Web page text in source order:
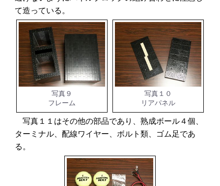
て造っている。
写真９
フレーム
写真１０
リアパネル
写真１１はその他の部品であり、熟成ボール４個、
ターミナル、配線ワイヤー、ボルト類、ゴム足であ
る。